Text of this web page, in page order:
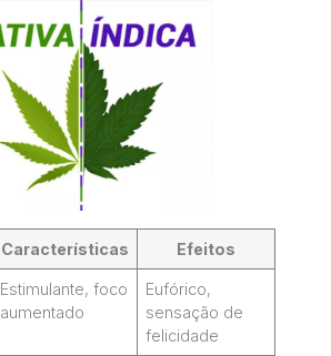
Características Efeitos
Estimulante, foco
aumentado
Eufórico,
sensação de
felicidade